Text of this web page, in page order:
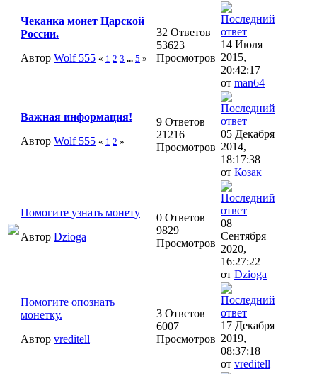
Чеканка монет Царской
России.
Автор Wolf 555 « 1 2 3 ... 5 »
32 Ответов
53623
Просмотров
14 Июля
2015,
20:42:17
от man64
Важная информация!
Автор Wolf 555 « 1 2 »
9 Ответов
21216
Просмотров
05 Декабря
2014,
18:17:38
от Козак
Помогите узнать монету
Автор Dzioga
0 Ответов
9829
Просмотров
08
Сентября
2020,
16:27:22
от Dzioga
Помогите опознать
монетку.
Автор vreditell
3 Ответов
6007
Просмотров
17 Декабря
2019,
08:37:18
от vreditell